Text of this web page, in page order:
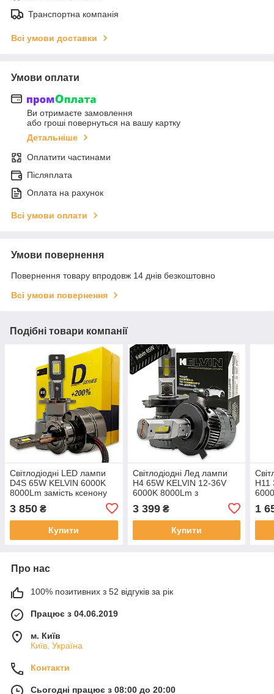
Транспортна компанія
Всі умови доставки
Умови оплати
Ви отримаєте замовлення
або гроші повернуться на вашу картку
Детальніше
Оплатити частинами
Післяплата
Оплата на рахунок
Всі умови оплати
Умови повернення
Повернення товару впродовж 14 днів безкоштовно
Всі умови повернення
Подібні товари компанії
Світлодіодні LED лампи
D4S 65W KELVIN 6000K
8000Lm замість ксенону
3 850 ₴
Купити
Світлодіодні Лед лампи
H4 65W KELVIN 12-36V
6000K 8000Lm з
3 399₴
Купити
H11
1
Про нас
100% позитивних з 52 відгуків за рік
Працює з 04.06.2019
м. Київ
Київ, Україна
Контакти
Сьогодні працює з 08:00 до 20:00